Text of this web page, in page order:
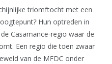
triomftocht met een
Hun optreden in
Casamance-regio waar de
Een regio die toen zwaar
van de MFDC onder